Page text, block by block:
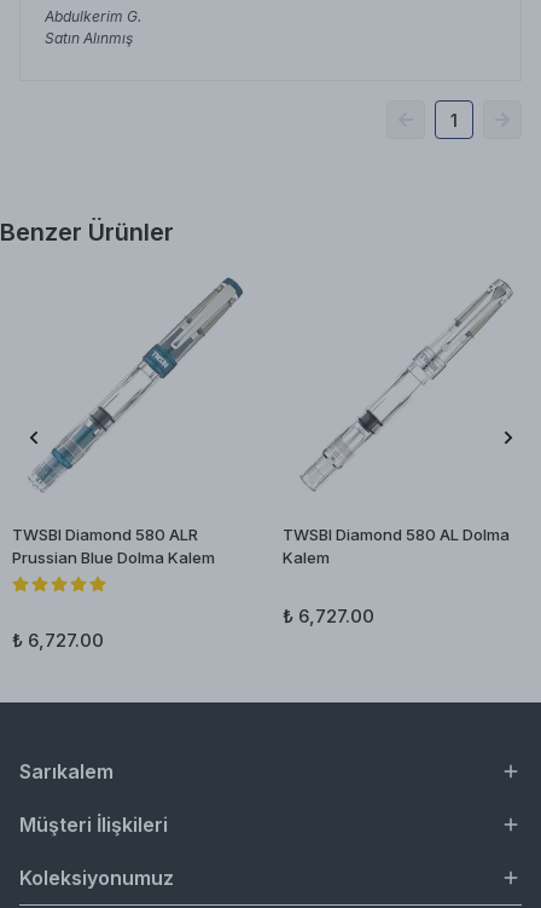
Abdulkerim G.
Satın Alınmış
1
Benzer Ürünler
TWSBI Diamond 580 ALR
Prussian Blue Dolma Kalem
₺ 6,727.00
TWSBI Diamond 580 AL Dolma
Kalem
₺ 6,727.00
Sarıkalem
Müşteri İlişkileri
Koleksiyonumuz